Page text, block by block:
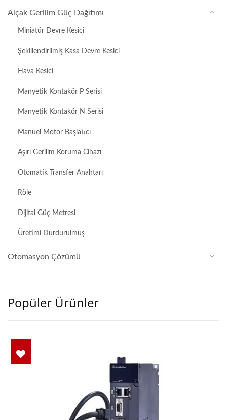
Alçak Gerilim Güç Dağıtımı
Miniatür Devre Kesici
Şekillendirilmiş Kasa Devre Kesici
Hava Kesici
Manyetik Kontakör P Serisi
Manyetik Kontakör N Serisi
Manuel Motor Başlatıcı
Aşırı Gerilim Koruma Cihazı
Otomatik Transfer Anahtarı
Röle
Dijital Güç Metresi
Üretimi Durdurulmuş
Otomasyon Çözümü
Popüler Ürünler